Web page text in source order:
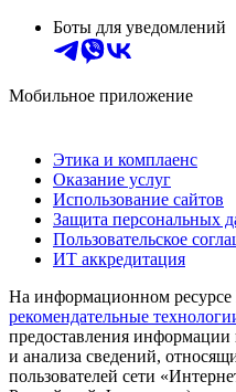
Боты для уведомлений
Мобильное приложение
Этика и комплаенс
Оказание услуг
Использование сайтов
Защита персональных
Пользовательское
ИТ аккредитация
На информационном ресурсе
рекомендательные
предоставления информации
и анализа сведений,
пользователей сети